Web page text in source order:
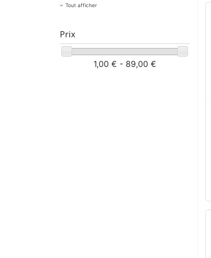
Tout afficher
Prix
1,00 € - 89,00 €